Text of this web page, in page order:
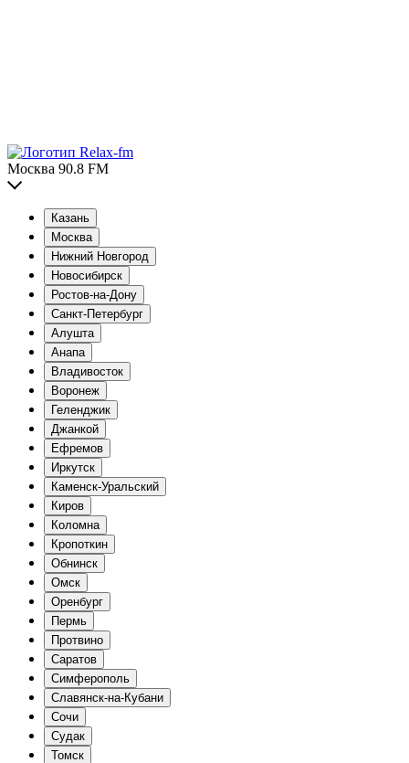
Москва 90.8 FM
Казань
Москва
Нижний Новгород
Новосибирск
Ростов-на-Дону
Санкт-Петербург
Алушта
Анапа
Владивосток
Воронеж
Геленджик
Джанкой
Ефремов
Иркутск
Каменск-Уральский
Киров
Коломна
Кропоткин
Обнинск
Омск
Оренбург
Пермь
Протвино
Саратов
Симферополь
Славянск-на-Кубани
Сочи
Судак
Томск